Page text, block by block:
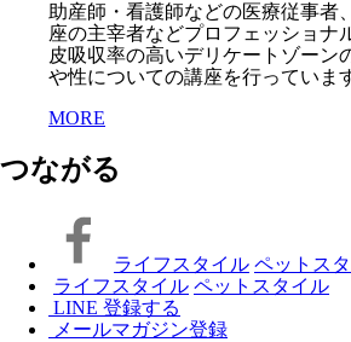
助産師・看護師などの医療従事者
座の主宰者などプロフェッショナ
皮吸収率の高いデリケートゾーン
や性についての講座を行っていま
MORE
つながる
ライフスタイル ペットス
ライフスタイル ペットスタイル
LINE 登録する
メールマガジン登録